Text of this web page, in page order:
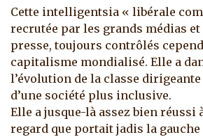
Cette intelligentsia « libérale
recrutée par les grands médias et
presse, toujours contrôlés
capitalisme mondialisé. Elle a
l’évolution de la classe dirigeante
d’une société plus inclusive.
Elle a jusque-là assez bien réussi
regard que portait jadis la